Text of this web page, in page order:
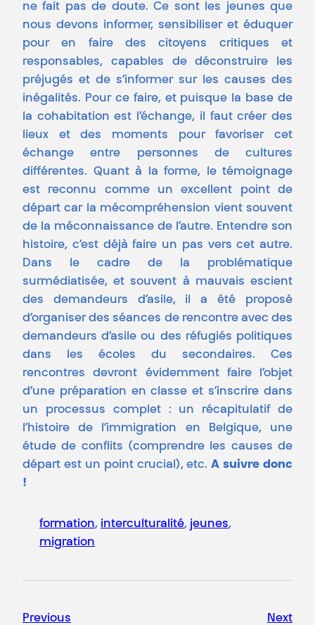
ne fait pas de doute. Ce sont les jeunes que
nous devons informer, sensibiliser et éduquer
pour en faire des citoyens critiques et
responsables, capables de déconstruire les
préjugés et de s’informer sur les causes des
inégalités. Pour ce faire, et puisque la base de
la cohabitation est l’échange, il faut créer des
lieux et des moments pour favoriser cet
échange entre personnes de cultures
différentes. Quant à la forme, le témoignage
est reconnu comme un excellent point de
départ car la mécompréhension vient souvent
de la méconnaissance de l’autre. Entendre son
histoire, c’est déjà faire un pas vers cet autre.
Dans le cadre de la problématique
surmédiatisée, et souvent à mauvais escient
des demandeurs d’asile, il a été proposé
d’organiser des séances de rencontre avec des
demandeurs d’asile ou des réfugiés politiques
dans les écoles du secondaires. Ces
rencontres devront évidemment faire l’objet
d’une préparation en classe et s’inscrire dans
un processus complet : un récapitulatif de
l’histoire de l’immigration en Belgique, une
étude de conflits (comprendre les causes de
départ est un point crucial), etc.A suivre donc
!
formation, interculturalité, jeunes
migration
Previous Next